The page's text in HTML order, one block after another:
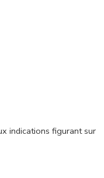
indications figurant sur